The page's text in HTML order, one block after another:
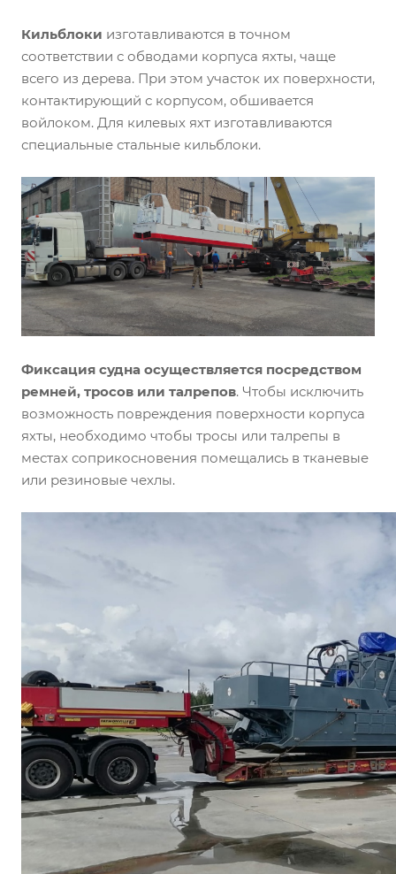
Кильблоки изготавливаются в точном
соответствии с обводами корпуса яхты, чаще
всего из дерева. При этом участок их поверхности,
контактирующий с корпусом, обшивается
войлоком. Для килевых яхт изготавливаются
специальные стальные кильблоки.
Фиксация судна осуществляется посредством
ремней, тросов или талрепов. Чтобы исключить
возможность повреждения поверхности корпуса
яхты, необходимо чтобы тросы или талрепы в
местах соприкосновения помещались в тканевые
или резиновые чехлы.